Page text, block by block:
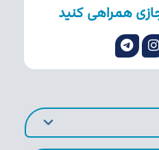
همراهی کنید